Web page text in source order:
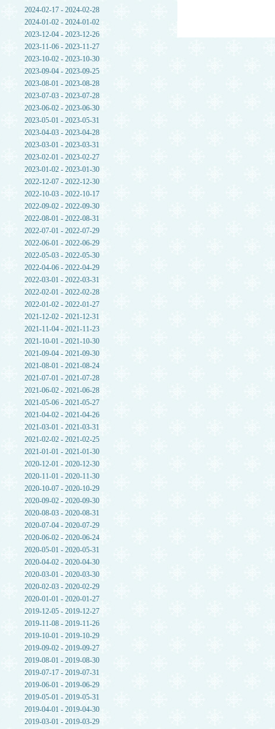
2024-02-17 - 2024-02-28
2024-01-02 - 2024-01-02
2023-12-04 - 2023-12-26
2023-11-06 - 2023-11-27
2023-10-02 - 2023-10-30
2023-09-04 - 2023-09-25
2023-08-01 - 2023-08-28
2023-07-03 - 2023-07-28
2023-06-02 - 2023-06-30
2023-05-01 - 2023-05-31
2023-04-03 - 2023-04-28
2023-03-01 - 2023-03-31
2023-02-01 - 2023-02-27
2023-01-02 - 2023-01-30
2022-12-07 - 2022-12-30
2022-10-03 - 2022-10-17
2022-09-02 - 2022-09-30
2022-08-01 - 2022-08-31
2022-07-01 - 2022-07-29
2022-06-01 - 2022-06-29
2022-05-03 - 2022-05-30
2022-04-06 - 2022-04-29
2022-03-01 - 2022-03-31
2022-02-01 - 2022-02-28
2022-01-02 - 2022-01-27
2021-12-02 - 2021-12-31
2021-11-04 - 2021-11-23
2021-10-01 - 2021-10-30
2021-09-04 - 2021-09-30
2021-08-01 - 2021-08-24
2021-07-01 - 2021-07-28
2021-06-02 - 2021-06-28
2021-05-06 - 2021-05-27
2021-04-02 - 2021-04-26
2021-03-01 - 2021-03-31
2021-02-02 - 2021-02-25
2021-01-01 - 2021-01-30
2020-12-01 - 2020-12-30
2020-11-01 - 2020-11-30
2020-10-07 - 2020-10-29
2020-09-02 - 2020-09-30
2020-08-03 - 2020-08-31
2020-07-04 - 2020-07-29
2020-06-02 - 2020-06-24
2020-05-01 - 2020-05-31
2020-04-02 - 2020-04-30
2020-03-01 - 2020-03-30
2020-02-03 - 2020-02-29
2020-01-01 - 2020-01-27
2019-12-05 - 2019-12-27
2019-11-08 - 2019-11-26
2019-10-01 - 2019-10-29
2019-09-02 - 2019-09-27
2019-08-01 - 2019-08-30
2019-07-17 - 2019-07-31
2019-06-01 - 2019-06-29
2019-05-01 - 2019-05-31
2019-04-01 - 2019-04-30
2019-03-01 - 2019-03-29